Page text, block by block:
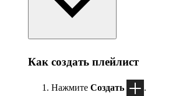
Как создать плейлист
Нажмите Создать
.